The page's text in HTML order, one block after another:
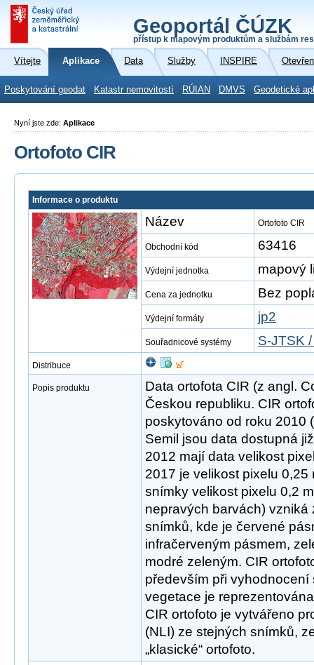
Geoportál ČÚZK
přístup k mapovým produktům a službám
Vítejte Aplikace Data Služby INSPIRE
Poskytování geodat Katastr nemovitostí RÚIAN DMVS Geodetické
Nyní jste zde: Aplikace
Ortofoto CIR
Informace o produktu
Název Ortofoto CIR
Obchodní kód 63416
Výdejní jednotka mapový
Cena za jednotku Bez
Výdejní formáty jp2
Souřadnicové systémy S-JTSK
Distribuce
Popis produktu
Data ortofota CIR (z angl.
Českou republiku. CIR
poskytováno od roku 2010
Semil jsou data dostupná
2012 mají data velikost
2017 je velikost pixelu
snímky velikost pixelu 0,2
nepravých barvách)
snímků, kde je červené
infračerveným pásmem,
modré zeleným. CIR
především při
vegetace je
CIR ortofoto je vytvářeno
(NLI) ze stejných snímků,
„klasické“ ortofoto.